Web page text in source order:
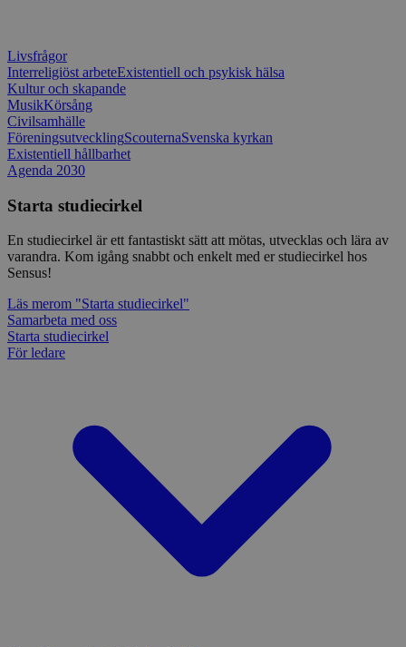
Livsfrågor
Interreligiöst arbeteExistentiell och psykisk hälsa
Kultur och skapande
MusikKörsång
Civilsamhälle
FöreningsutvecklingScouternaSvenska kyrkan
Existentiell hållbarhet
Agenda 2030
Starta studiecirkel
En studiecirkel är ett fantastiskt sätt att mötas, utvecklas och lära av
varandra. Kom igång snabbt och enkelt med er studiecirkel hos
Sensus!
Läs merom "Starta studiecirkel"
Samarbeta med oss
Starta studiecirkel
För ledare